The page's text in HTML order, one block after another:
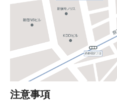
注意事項